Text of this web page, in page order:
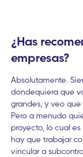
¿Has
empresas?
Absolutamente.
dondequiera que
grandes, y veo
Pero a menudo
proyecto, lo cual
hay que trabajar
vincular a